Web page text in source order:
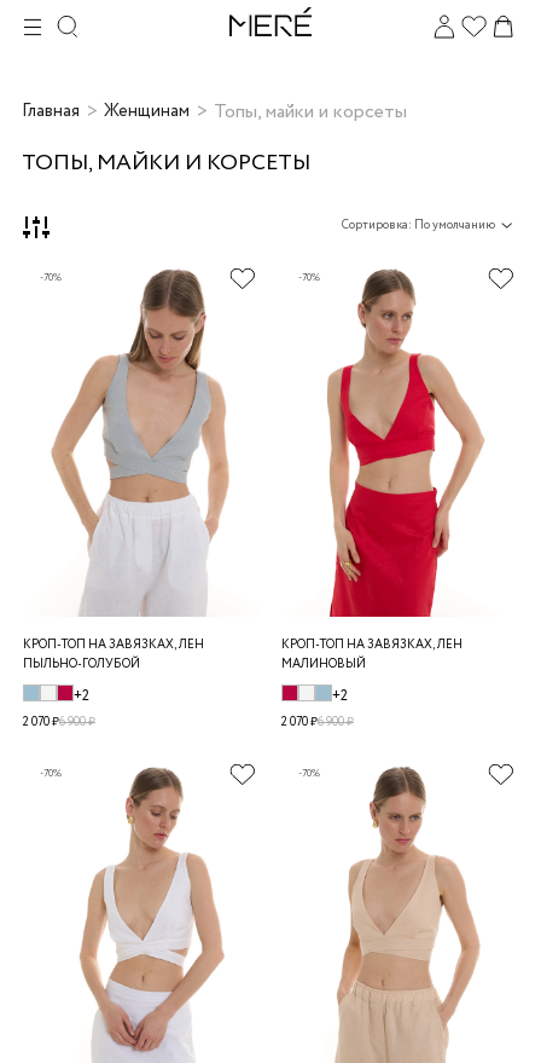
Главная Женщинам Топы, майки и корсеты
ТОПЫ, МАЙКИ И КОРСЕТЫ
Сортировка: По умолчанию
-70%
КРОП-ТОП НА ЗАВЯЗКАХ, ЛЕН
ПЫЛЬНО-ГОЛУБОЙ
+2
2 070 ₽6 900 ₽
-70%
КРОП-ТОП НА ЗАВЯЗКАХ, ЛЕН
МАЛИНОВЫЙ
+2
2 070 ₽6 900 ₽
-70% -70%